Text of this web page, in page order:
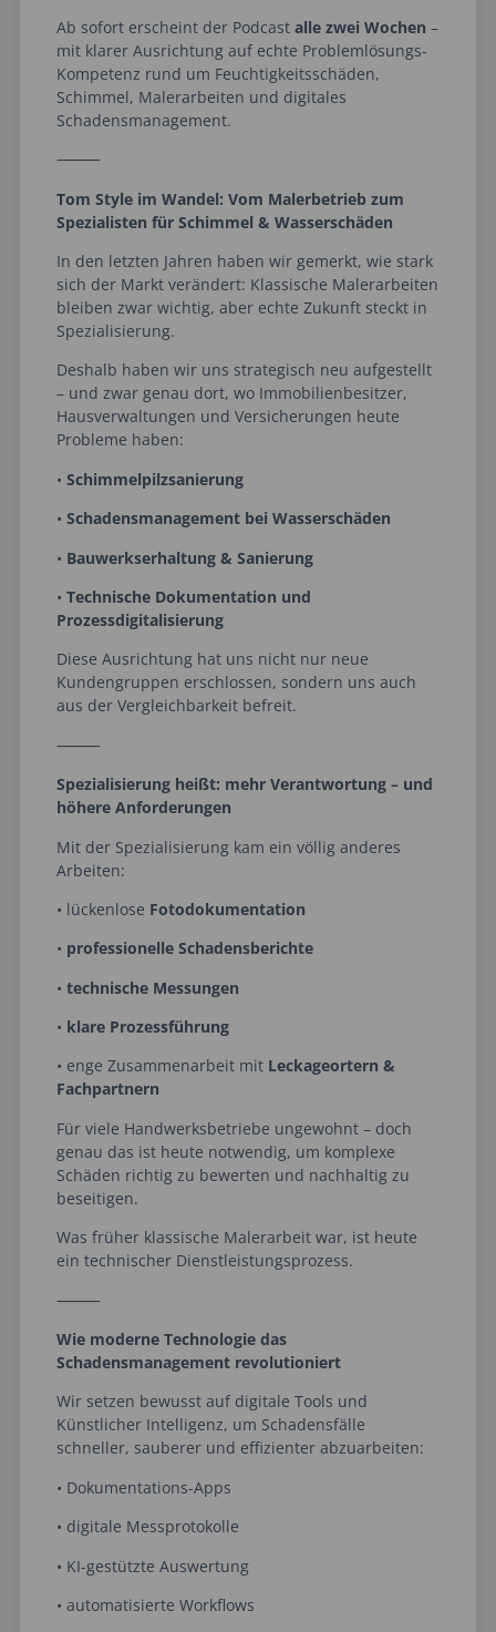
Ab sofort erscheint der Podcast alle zwei Wochen –
mit klarer Ausrichtung auf echte Problemlösungs-
Kompetenz rund um Feuchtigkeitsschäden,
Schimmel, Malerarbeiten und digitales
Schadensmanagement.
⸻
Tom Style im Wandel: Vom Malerbetrieb zum
Spezialisten für Schimmel & Wasserschäden
In den letzten Jahren haben wir gemerkt, wie stark
sich der Markt verändert: Klassische Malerarbeiten
bleiben zwar wichtig, aber echte Zukunft steckt in
Spezialisierung.
Deshalb haben wir uns strategisch neu aufgestellt
– und zwar genau dort, wo Immobilienbesitzer,
Hausverwaltungen und Versicherungen heute
Probleme haben:
• Schimmelpilzsanierung
• Schadensmanagement bei Wasserschäden
• Bauwerkserhaltung & Sanierung
• Technische Dokumentation und
Prozessdigitalisierung
Diese Ausrichtung hat uns nicht nur neue
Kundengruppen erschlossen, sondern uns auch
aus der Vergleichbarkeit befreit.
⸻
Spezialisierung heißt: mehr Verantwortung – und
höhere Anforderungen
Mit der Spezialisierung kam ein völlig anderes
Arbeiten:
• lückenlose Fotodokumentation
• professionelle Schadensberichte
• technische Messungen
• klare Prozessführung
• enge Zusammenarbeit mit Leckageortern &
Fachpartnern
Für viele Handwerksbetriebe ungewohnt – doch
genau das ist heute notwendig, um komplexe
Schäden richtig zu bewerten und nachhaltig zu
beseitigen.
Was früher klassische Malerarbeit war, ist heute
ein technischer Dienstleistungsprozess.
⸻
Wie moderne Technologie das
Schadensmanagement revolutioniert
Wir setzen bewusst auf digitale Tools und
Künstlicher Intelligenz, um Schadensfälle
schneller, sauberer und effizienter abzuarbeiten:
• Dokumentations-Apps
• digitale Messprotokolle
• KI-gestützte Auswertung
• automatisierte Workflows